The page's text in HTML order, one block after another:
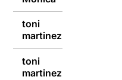
toni
martinez
toni
martinez